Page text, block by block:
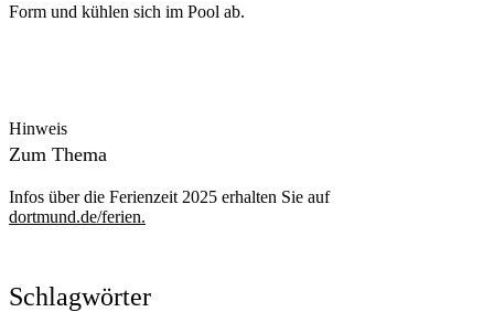
Form und kühlen sich im Pool ab.
Hinweis
Zum Thema
Infos über die Ferienzeit 2025 erhalten Sie auf
dortmund.de/ferien.
Schlagwörter